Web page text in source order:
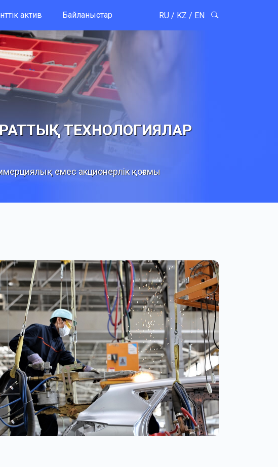
актив Байланыстар RU / KZ / EN
ТЕХНОЛОГИЯЛАР
емес акционерлік қоғамы